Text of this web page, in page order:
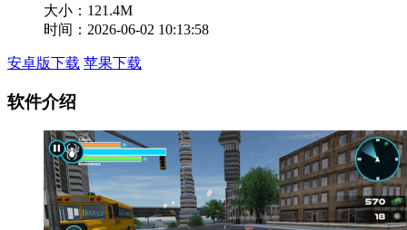
大小：121.4M
时间：2026-06-02 10:13:58
安卓版下载 苹果下载
软件介绍